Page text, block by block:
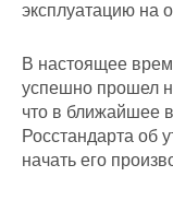
эксплуатацию на
В настоящее
успешно прошел
что в ближайшее
Росстандарта об
начать его